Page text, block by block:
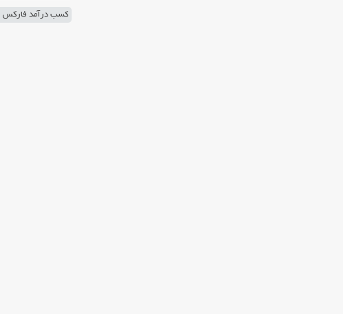
کسب درآمد فارکس